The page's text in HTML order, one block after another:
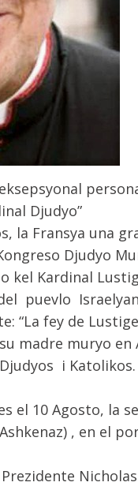
Djudyo”
la Fransya una
Djudyo
kel Kardinal
puevlo
“La fey de
madre muryo en
i
el 10 Agosto, la
, en el